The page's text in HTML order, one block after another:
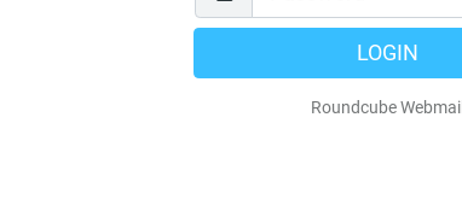
LOGIN
Roundcube Webmail